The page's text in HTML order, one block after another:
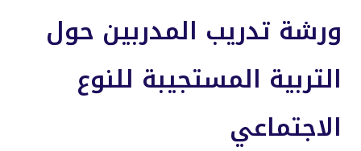
ورشة تدريب المدربين حول
التربية المستجيبة للنوع
الاجتماعي